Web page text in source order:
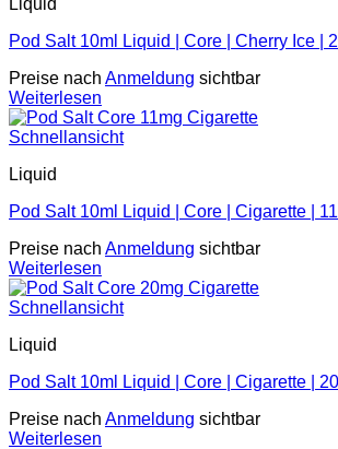
Liquid
Pod Salt 10ml Liquid | Core | Cherry Ice |
Preise nach Anmeldung sichtbar
Weiterlesen
Schnellansicht
Liquid
Pod Salt 10ml Liquid | Core | Cigarette |
Preise nach Anmeldung sichtbar
Weiterlesen
Schnellansicht
Liquid
Pod Salt 10ml Liquid | Core | Cigarette |
Preise nach Anmeldung sichtbar
Weiterlesen